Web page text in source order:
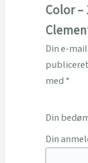
Color –
Din e-
med *
Din
Din